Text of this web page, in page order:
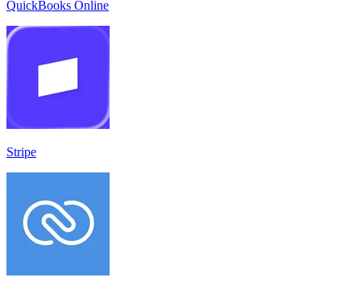
QuickBooks Online
Stripe